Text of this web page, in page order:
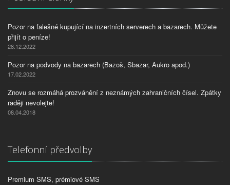
Pozor na falešné kupující na inzertních serverech a bazarech. Můžete
přijít o peníze!
28.12.2022
Pozor na podvody na bazarech (Bazoš, Sbazar, Aukro apod.)
17.02.2022
Znovu se rozmáhá prozvánění z neznámých zahraničních čísel. Zpátky
raději nevolejte!
08.04.2018
Telefonní předvolby
Premium SMS, prémiové SMS